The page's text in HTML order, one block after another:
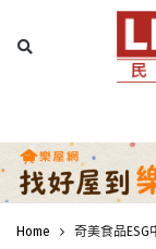
Home 奇美食品